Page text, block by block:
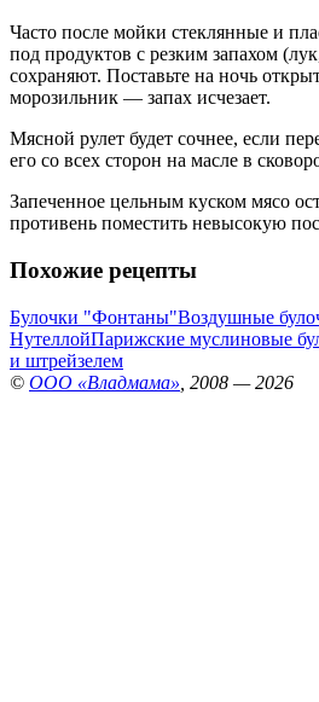
Часто после мойки стеклянные и
под продуктов с резким запахом
сохраняют. Поставьте на ночь
морозильник — запах исчезает.
Мясной рулет будет сочнее, если
его со всех сторон на масле в
Запеченное цельным куском мясо
противень поместить невысокую
Похожие рецепты
Булочки "Фонтаны"Воздушные
НутеллойПарижские муслиновые
и штрейзелем
© ООО «Владмама» , 2008 — 2026